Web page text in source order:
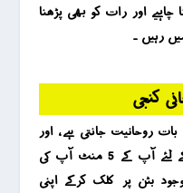
اور رات کو بھی پڑھنا
رہیں ۔
کنجی
روحانیت جانتی ہے ، اور
روحانیت سے پریشانی کا حل جاننے کے لئے آپ کے 5 منٹ آپ کی
بٹن پر کلک کرکے اپنی